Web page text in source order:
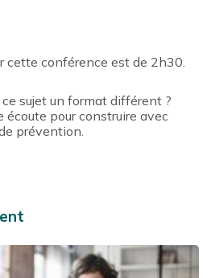
cette conférence est de 2h30.
sujet un format différent ?
écoute pour construire avec
prévention.